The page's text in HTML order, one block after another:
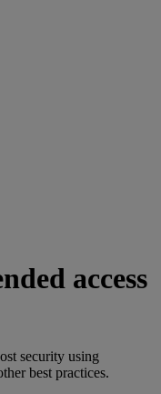
access
security using
best practices.